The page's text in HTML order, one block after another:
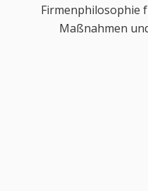
Firmenphilosophie
Maßnahmen